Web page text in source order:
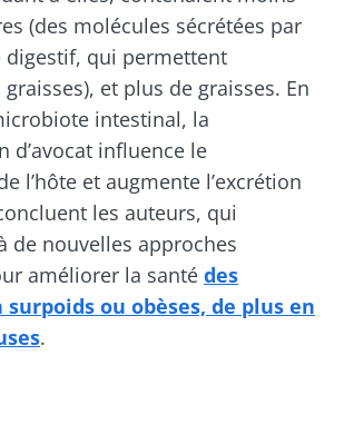
(des molécules sécrétées par
digestif, qui permettent
et plus de graisses. En
intestinal, la
d’avocat influence le
l’hôte et augmente l’excrétion
les auteurs, qui
de nouvelles approches
améliorer la santé des
surpoids ou obèses, de plus en
.
informé
du microbiote et
par mois "The Essential"
courant des dernières
du microbiote et
par mois "The Essential"
courant des dernières
le microbiote.
m'inscrire afin de recevoir
de Biocodex
des données